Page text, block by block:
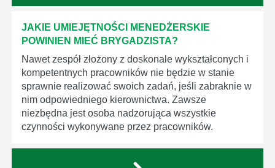
JAKIE UMIEJĘTNOŚCI MENEDŻERSKIE
POWINIEN MIEĆ BRYGADZISTA?
Nawet zespół złożony z doskonale wykształconych i
kompetentnych pracowników nie będzie w stanie
sprawnie realizować swoich zadań, jeśli zabraknie w
nim odpowiedniego kierownictwa. Zawsze
niezbędna jest osoba nadzorująca wszystkie
czynności wykonywane przez pracowników.